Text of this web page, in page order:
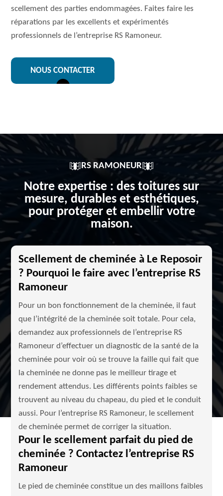
scellement des parties endommagées. Faites faire les
réparations par les excellents et expérimentés
professionnels de l’entreprise RS Ramoneur.
NOUS CONTACTER
RS RAMONEUR
Notre expertise : des toitures sur
mesure, durables et esthétiques,
pour protéger et embellir votre
maison.
Scellement de cheminée à Le Reposoir
? Pourquoi le faire avec l’entreprise RS
Ramoneur
Pour un bon fonctionnement de la cheminée, il faut
que l’intégrité de la cheminée soit totale. Pour cela,
demandez aux professionnels de l’entreprise RS
Ramoneur d’effectuer un diagnostic de la santé de la
cheminée pour voir où se trouve la faille qui fait que
la cheminée ne donne pas le meilleur tirage et
rendement attendus. Les différents points faibles se
trouvent au niveau du chapeau, du pied et le conduit
aussi. Pour l’entreprise RS Ramoneur, le scellement
de cheminée permet de corriger la situation.
Pour le scellement parfait du pied de
cheminée ? Contactez l’entreprise RS
Ramoneur
Le pied de cheminée constitue un des maillons faibles